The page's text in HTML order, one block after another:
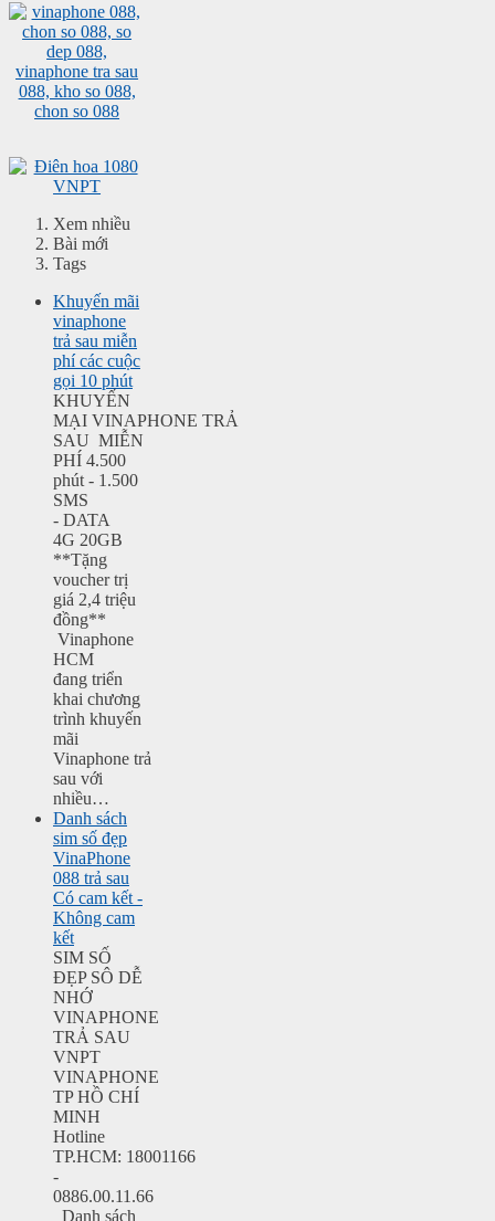
Xem nhiều
Bài mới
Tags
Khuyến mãi
vinaphone
trả sau miễn
phí các cuộc
gọi 10 phút
KHUYẾN
MẠI VINAPHONE TRẢ
SAU MIỄN
PHÍ 4.500
phút - 1.500
SMS
- DATA
4G 20GB
**Tặng
voucher trị
giá 2,4 triệu
đồng**
Vinaphone
HCM
đang triển
khai chương
trình khuyến
mãi
Vinaphone trả
sau với
nhiều…
Danh sách
sim số đẹp
VinaPhone
088 trả sau
Có cam kết -
Không cam
kết
SIM SỐ
ĐẸP SÔ DỄ
NHỚ
VINAPHONE
TRẢ SAU
VNPT
VINAPHONE
TP HỒ CHÍ
MINH
Hotline
TP.HCM: 18001166
-
0886.00.11.66
Danh sách